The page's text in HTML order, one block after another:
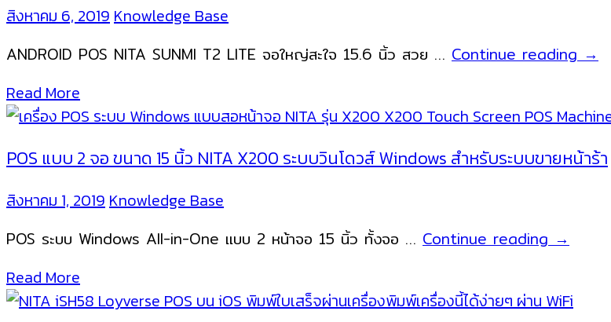
ธุรกิจ
ร้าน
ทุก
รูป
สิงหาคม 6, 2019Knowledge Base
ANDROID POS NITA SUNMI T2 LITE จอใหญ่สะใจ 15.6 นิ้ว สวย … Continue readingNITA
Lite
เครื่อง
ขาย
→
Read More
POS แบบ 2 จอ ขนาด 15 นิ้ว NITA X200 ระบบวินโดวส์ Windows สำหรับระบบขายหน้าร้า
สิงหาคม 1, 2019Knowledge Base
POS ระบบ Windows All-in-One แบบ 2 หน้าจอ 15 นิ้ว ทั้งจอ … Continue readingPOS
จอ
→
Read More